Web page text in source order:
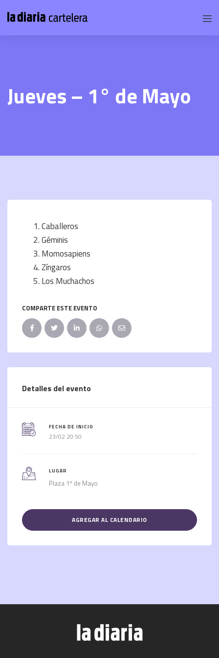
Jueves – 1° de Mayo
Caballeros
Géminis
Momosapiens
Zíngaros
Los Muchachos
COMPARTE ESTE EVENTO
Detalles del evento
FECHA DE INICIO
23/02 20:50
LUGAR
Plaza 1º de Mayo
AGREGAR AL CALENDARIO